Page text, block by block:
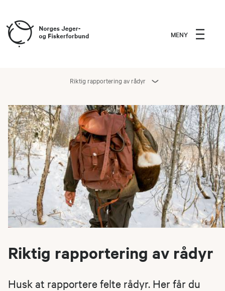
MENY
Riktig rapportering av rådyr
Riktig rapportering av rådyr
Husk at rapportere felte rådyr. Her får du